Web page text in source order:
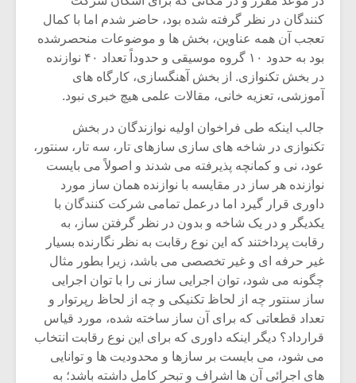
کنندگان در نظر گرفته شده بود، حاضر شدم اما با کمال
تعجب آن همه عناوین، بخش ها و موضوعات منحصرشده
بود به حدود ۱۰ گروه موسیقی و حدوداً تعداد ۴۰ نوازنده
در بخش تکنوازی. از بخش آهنگسازی، کارگاه های
آموزشی، تعزیه خانی، مقالات علمی هیچ خبری نبود.
جالب اینکه طی فراخوان اولیه نوازندگان در بخش
تکنوازی در شاخه های سازی سازهای تار، سه تار، سنتور،
عود، نی و کمانچه پذیرفته می شدند و اصولاً می بایست
نوازنده هر ساز در مقایسه با نوازنده همان ساز مورد
داوری قرار گیرد اما درعمل تمامی شرکت کنندگان با
یکدیگر و در یک شاخه و بدون در نظر گرفتن ساز، به
رقابت پرداختند که این نوع رقابت به نظر نگارنده بسیار
غیر حرفه ای و غیر تخصصی می باشد، زیرا بطور مثال
چگونه می شود، توان اجرایی ساز نی را با توان اجرایی
ساز سنتور چه از لحاظ تکنیکی و چه از لحاظ رپرتوار و
تعداد قطعاتی که برای آن ساز ساخته شده، مورد قیاس
قرارداد؟ دیگر اینکه داوری که برای این نوع رقابت انتخاب
می شود، می بایست بر سازها و محدودیت ها و توانایی
های اجرائی آن ها اشراف و تبحر کامل داشته باشد؛ به